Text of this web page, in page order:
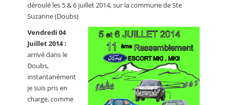
déroulé les 5 & 6 juillet 2014, sur la commune de Ste
Suzanne (Doubs)
Vendredi 04
Juillet 2014 :
arrivé dans le
Doubs,
instantanément
je suis pris en
charge, comme